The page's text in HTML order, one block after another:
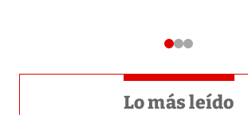
Lo más leído